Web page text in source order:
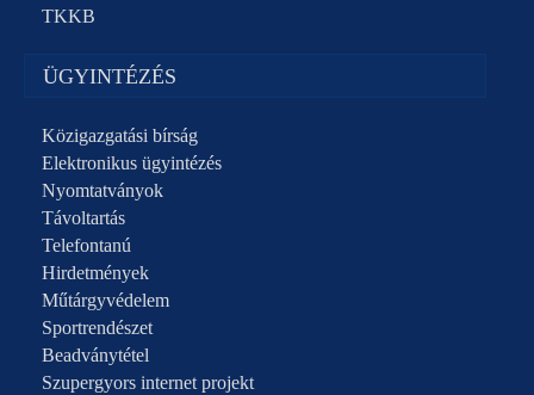
TKKB
ÜGYINTÉZÉS
Közigazgatási bírság
Elektronikus ügyintézés
Nyomtatványok
Távoltartás
Telefontanú
Hirdetmények
Műtárgyvédelem
Sportrendészet
Beadványtétel
Szupergyors internet projekt